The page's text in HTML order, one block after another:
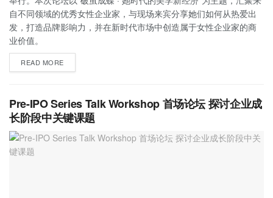
自不同领域的优秀女性企业家，与现场来宾分享她们如何从热爱出
发，打造品牌影响力，并在新时代市场中创造属于女性企业家的商
业价值。
READ MORE
Pre-IPO Series Talk Workshop 首场论坛 探讨企业成
长阶段中关键课题